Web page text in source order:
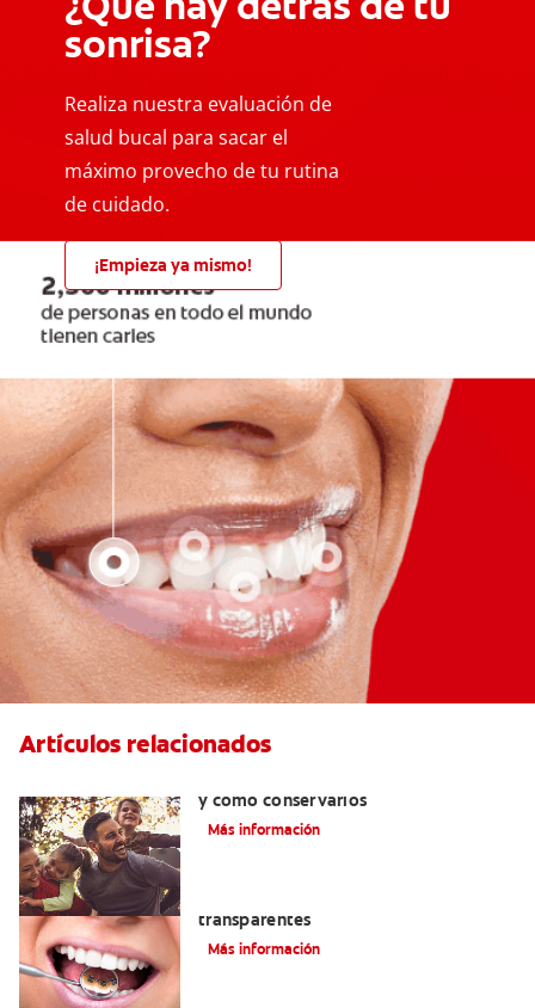
sonrisa?
Realiza nuestra evaluación de
salud bucal para sacar el
máximo provecho de tu rutina
de cuidado.
¡Empieza ya mismo!
Artículos relacionados
y cómo conservarlos
Más información
transparentes
Más información